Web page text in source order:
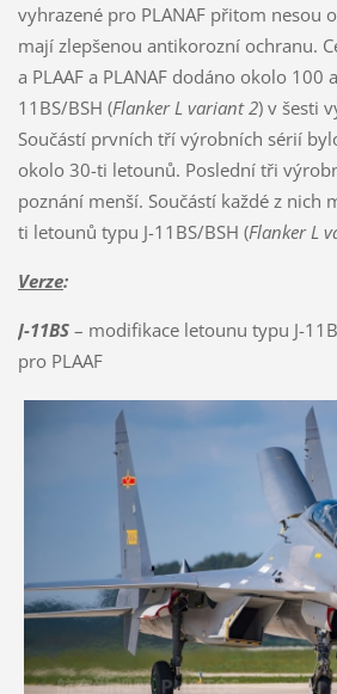
vyhrazené pro PLANAF přitom nesou
mají zlepšenou antikorozní ochranu.
a PLAAF a PLANAF dodáno okolo 100
11BS/BSH (Flanker L variant 2) v šesti
Součástí prvních tří výrobních sérií
okolo 30-ti letounů. Poslední tři
poznání menší. Součástí každé z nich
ti letounů typu J-11BS/BSH (Flanker L
Verze:
J-11BS– modifikace letounu typu J-
pro PLAAF